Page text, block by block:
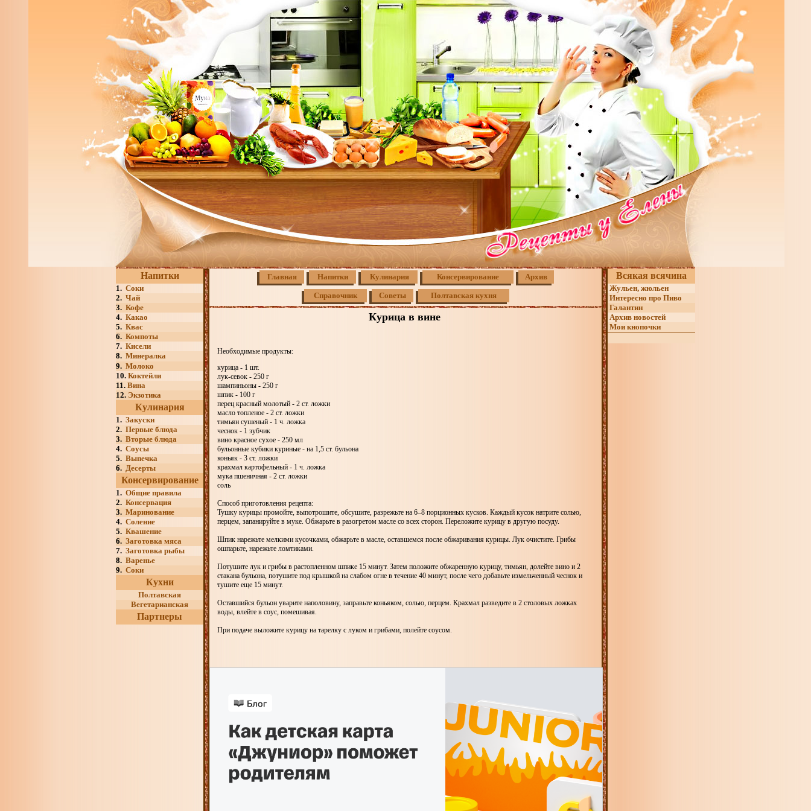
Напитки
1. Соки
2. Чай
3. Кофе
4. Какао
5. Квас
6. Компоты
7. Кисели
8. Минералка
9. Молоко
10. Коктейли
11. Вина
12. Экзотика
Кулинария
1. Закуски
2. Первые блюда
3. Вторые блюда
4. Соусы
5. Выпечка
6. Десерты
Консервирование
1. Общие правила
2. Консервация
3. Маринование
4. Соление
5. Квашение
6. Заготовка мяса
7. Заготовка рыбы
8. Варенье
9. Соки
Кухни
Полтавская
Вегетарианская
Партнеры
Главная Напитки Кулинария Консервирование Архив
Справочник Советы Полтавская кухня
Курица в вине
Необходимые продукты:
курица - 1 шт.
лук-севок - 250 г
шампиньоны - 250 г
шпик - 100 г
перец красный молотый - 2 ст. ложки
масло топленое - 2 ст. ложки
тимьян сушеный - 1 ч. ложка
чеснок - 1 зубчик
вино красное сухое - 250 мл
бульонные кубики куриные - на 1,5 ст. бульона
коньяк - 3 ст. ложки
крахмал картофельный - 1 ч. ложка
мука пшеничная - 2 ст. ложки
соль
Способ приготовления рецепта:
Тушку курицы промойте, выпотрошите, обсушите, разрежьте на 6–8 порционных кусков. Каждый кусок натрите солью,
перцем, запанируйте в муке. Обжарьте в разогретом масле со всех сторон. Переложите курицу в другую посуду.
Шпик нарежьте мелкими кусочками, обжарьте в масле, оставшемся после обжаривания курицы. Лук очистите. Грибы
ошпарьте, нарежьте ломтиками.
Потушите лук и грибы в растопленном шпике 15 минут. Затем положите обжаренную курицу, тимьян, долейте вино и 2
стакана бульона, потушите под крышкой на слабом огне в течение 40 минут, после чего добавьте измельченный чеснок и
тушите еще 15 минут.
Оставшийся бульон уварите наполовину, заправьте коньяком, солью, перцем. Крахмал разведите в 2 столовых ложках
воды, влейте в соус, помешивая.
При подаче выложите курицу на тарелку с луком и грибами, полейте соусом.
Всякая всячина
Жульен, жюльен
Интересно про Пиво
Галантин
Архив новостей
Мои кнопочки